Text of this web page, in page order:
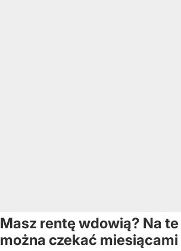
Masz rentę wdowią? Na
można czekać miesiącami